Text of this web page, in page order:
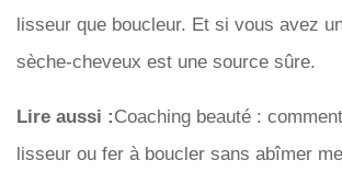
lisseur que boucleur. Et si vous avez
sèche-cheveux est une source sûre.
Lire aussi :Coaching beauté :
lisseur ou fer à boucler sans abîmer